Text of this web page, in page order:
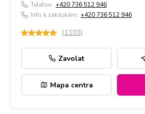
Telefon: +420 736 512 946
Info k zakázkám: +420 736 512 946
(1103)
Zavolat
Mapa centra